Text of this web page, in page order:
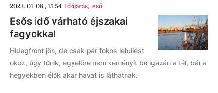
2023. 01. 08., 15:54 Időjárás, eső
Esős idő várható éjszakai
fagyokkal
Hidegfront jön, de csak pár fokos lehűlést
okoz, úgy tűnik, egyelőre nem keményít be igazán a tél, bár a
hegyekben élők akár havat is láthatnak.